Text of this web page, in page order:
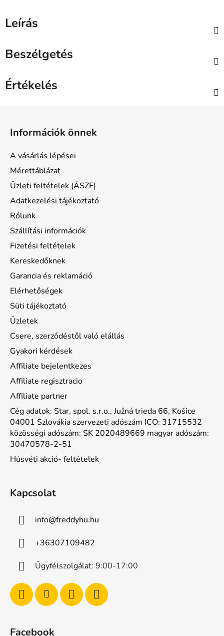
Leírás
Beszélgetés
Értékelés
Információk önnek
A vásárlás lépései
Mérettáblázat
Üzleti feltételek (ÁSZF)
Adatkezelési tájékoztató
Rólunk
Szállítási információk
Fizetési feltételek
Kereskedőknek
Garancia és reklamáció
Elérhetőségek
Süti tájékoztató
Üzletek
Csere, szerződéstől való elállás
Gyakori kérdések
Affiliate bejelentkezes
Affiliate regisztracio
Affiliate partner
Cég adatok: Star, spol. s.r.o., Južná trieda 66, Košice
04001 Szlovákia szervezeti adószám ICO: 31715532
közösségi adószám: SK 2020489669 magyar adószám:
30470578-2-51
Húsvéti akció- feltételek
Kapcsolat
info@freddyhu.hu
+36307109482
Ügyfélszolgálat: 9:00-17:00
Facebook